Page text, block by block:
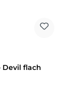
Devil flach